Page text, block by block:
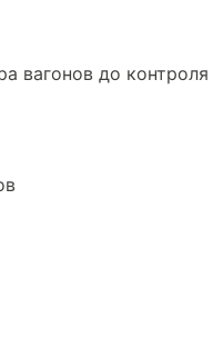
вагонов до контроля